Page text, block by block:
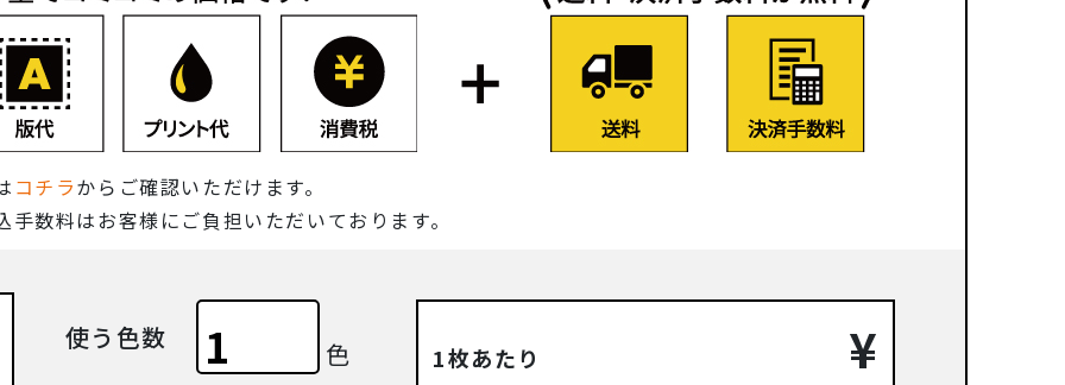
コチラからご確認いただけます。
数料はお客様にご負担いただいております。
使う色数 色 1枚あたり ¥